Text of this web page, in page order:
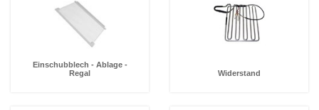
Einschubblech - Ablage -
Regal
Widerstand